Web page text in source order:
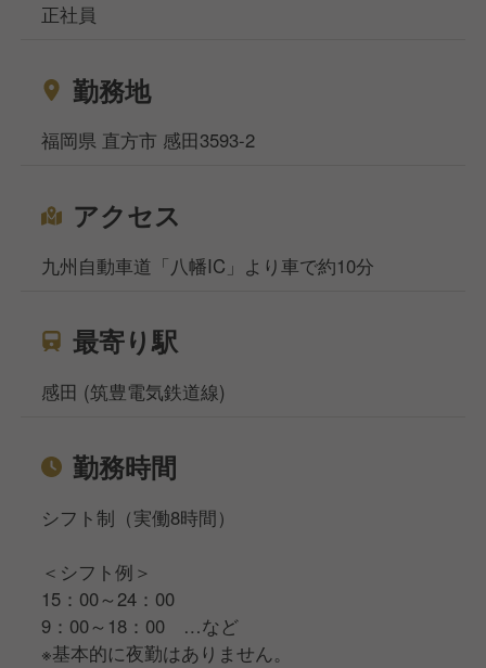
正社員
勤務地
福岡県 直方市 感田3593-2
アクセス
九州自動車道「八幡IC」より車で約10分
最寄り駅
感田 (筑豊電気鉄道線)
勤務時間
シフト制（実働8時間）
＜シフト例＞
15：00～24：00
9：00～18：00 …など
※基本的に夜勤はありません。